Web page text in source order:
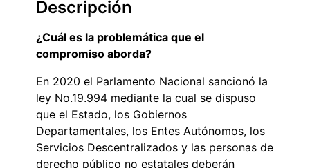
Descripción
¿Cuál es la problemática que el
compromiso aborda?
En 2020 el Parlamento Nacional sancionó la
ley No.19.994 mediante la cual se dispuso
que el Estado, los Gobiernos
Departamentales, los Entes Autónomos, los
Servicios Descentralizados y las personas de
derecho público no estatales deberán